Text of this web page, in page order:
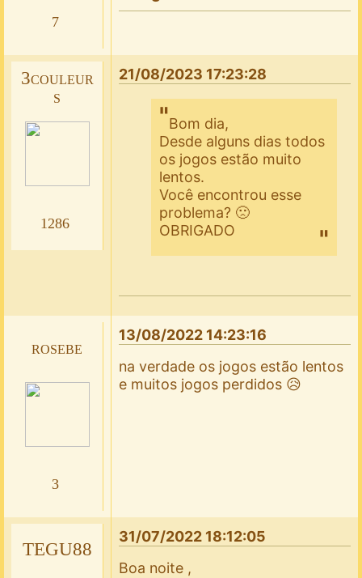
7
3couleur
s
1286
21/08/2023 17:23:28
Bom dia,
Desde alguns dias todos
os jogos estão muito
lentos.
Você encontrou esse
problema? 🙁
OBRIGADO
rosebe
3
13/08/2022 14:23:16
na verdade os jogos estão lentos
e muitos jogos perdidos 😥
TEGU88
31/07/2022 18:12:05
Boa noite ,